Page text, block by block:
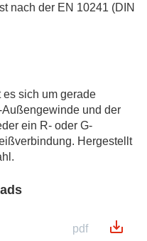
nach der EN 10241 (DIN
sich um gerade
und der
ein R- oder G-
Hergestellt
pdf